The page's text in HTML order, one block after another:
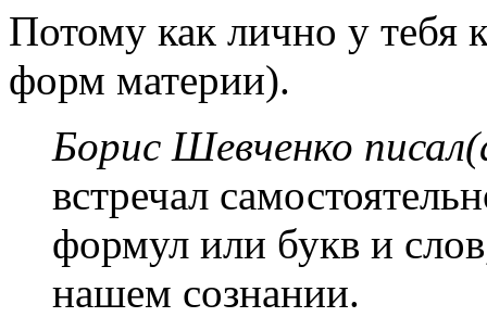
Потому как лично у тебя
форм материи).
Борис Шевченко
встречал
формул или букв и
нашем сознании.